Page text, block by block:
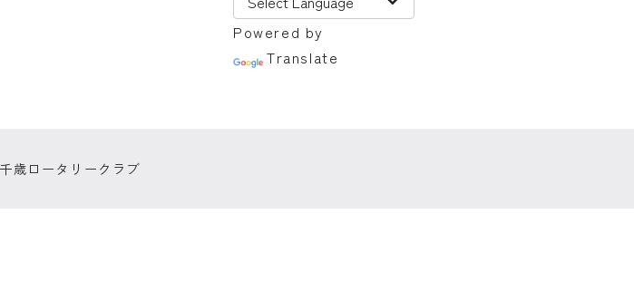
Powered by
Translate
歳ロータリークラブ